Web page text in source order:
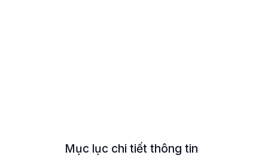
Mục lục chi tiết thông tin